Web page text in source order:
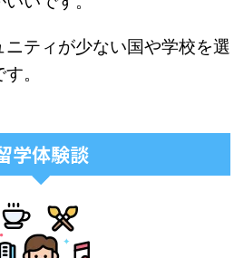
ニティが少ない国や学校を選
。
学体験談